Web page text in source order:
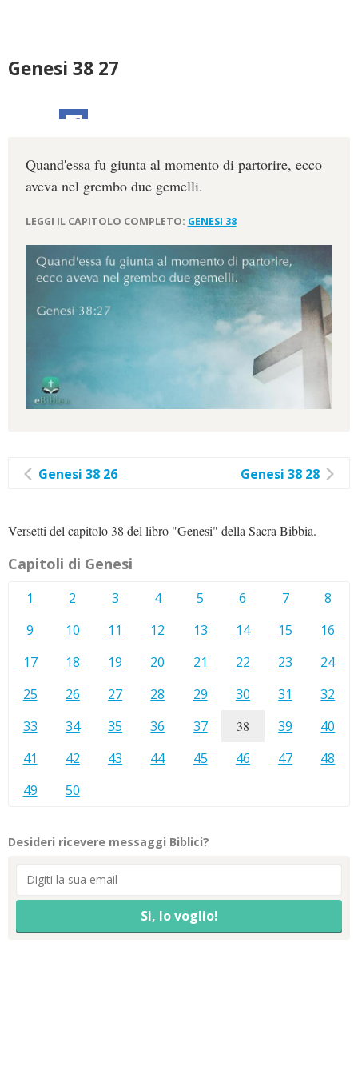
Genesi 38 27
Quand'essa fu giunta al momento di partorire, ecco
aveva nel grembo due gemelli.
LEGGI IL CAPITOLO COMPLETO: GENESI 38
Genesi 38 26 Genesi 38 28
Versetti del capitolo 38 del libro "Genesi" della Sacra Bibbia.
Capitoli di Genesi
1 2 3 4 5 6 7
8
9
10 11 12 13 14 15
16
17
18 19 20 21 22 23
24
25
26 27 28 29 30 31
32
33
34 35 36 37 38 39
40
41
42 43 44 45 46 47
48
49
50
Desideri ricevere messaggi Biblici?